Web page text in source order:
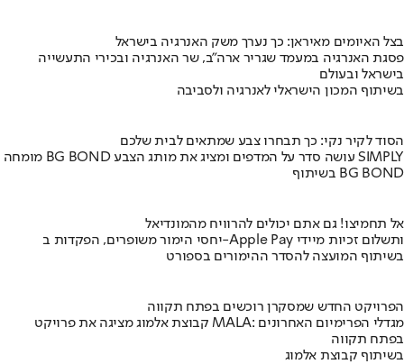
בצל האיומים מאיראן: כך נערך משק האנרגיה בישראל
פסגת האנרגיה במעמד שגריר ארה"ב, שר האנרגיה ובכירי התעשייה
בישראל ובעולם
בשיתוף המכון הישראלי לאנרגיה ולסביבה
הסוד לקיר נקי: כך תבחרו צבע שמתאים לבית שלכם
מומחה BG BOND עושה סדר על המדפים ומציג את מותג הצבע SIMPLY
בשיתוף BG BOND
אל תחמיצו! גם אתם יכולים להרוויח מהמונדיאל
יחסי הימור משופרים, הפקדות ב-Apple Pay ותשלום זכיות מיידי
בשיתוף המועצה להסדר ההימורים בספורט
הפרויקט החדש שמסקרן רוכשים בפתח תקווה
קבוצת אלמוג מציגה את פרויקט MALA: מגדלי הפרימיום האחרונים
בפתח תקווה
בשיתוף קבוצת אלמוג